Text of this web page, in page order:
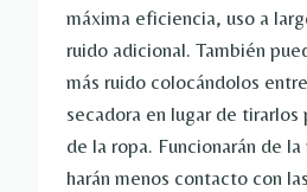
máxima eficiencia, uso a
ruido adicional. También
más ruido colocándolos
secadora en lugar de
de la ropa. Funcionarán de
harán menos contacto con